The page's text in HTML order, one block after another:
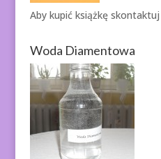
Aby kupić książkę skontaktuj
Woda Diamentowa